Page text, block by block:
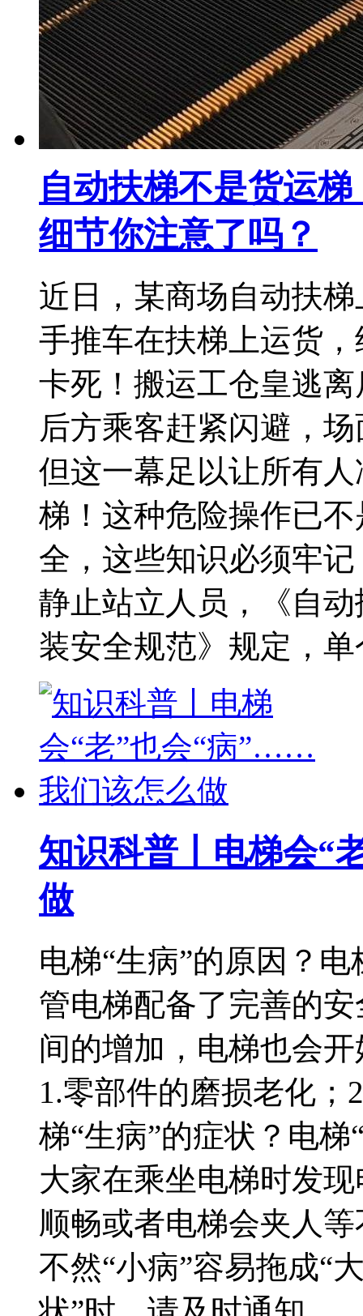
自动扶梯不是货运
细节你注意了吗？
近日，某商场自动扶
手推车在扶梯上运货
卡死！搬运工仓皇逃
后方乘客赶紧闪避，
但这一幕足以让所有
梯！这种危险操作已
全，这些知识必须牢
静止站立人员，《自
装安全规范》规定，
知识科普丨电梯会“
做
电梯“生病”的原因？
管电梯配备了完善的
间的增加，电梯也会
1.零部件的磨损老化；
梯“生病”的症状？电
大家在乘坐电梯时发
顺畅或者电梯会夹人
不然“小病”容易拖成“